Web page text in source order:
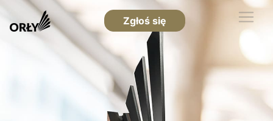
Zgłoś się